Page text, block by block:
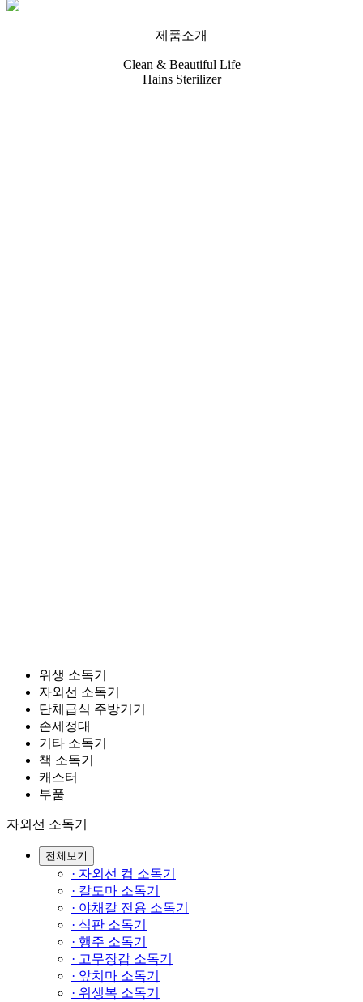
제품소개
Clean & Beautiful Life
Hains Sterilizer
위생 소독기
자외선 소독기
단체급식 주방기기
손세정대
기타 소독기
책 소독기
캐스터
부품
자외선 소독기
전체보기
· 자외선 컵 소독기
· 칼도마 소독기
· 야채칼 전용 소독기
· 식판 소독기
· 행주 소독기
· 고무장갑 소독기
· 앞치마 소독기
· 위생복 소독기